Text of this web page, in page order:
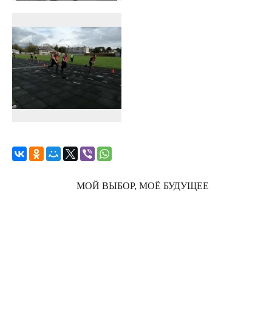
МОЙ ВЫБОР, МОЁ БУДУЩЕЕ